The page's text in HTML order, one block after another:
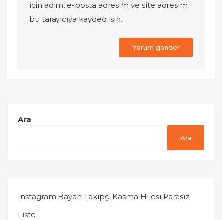
için adım, e-posta adresim ve site adresim
bu tarayıcıya kaydedilsin.
Ara
Ara
Instagram Bayan Takipçi Kasma Hilesi Parasız
Liste